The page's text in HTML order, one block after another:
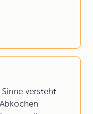
versteht